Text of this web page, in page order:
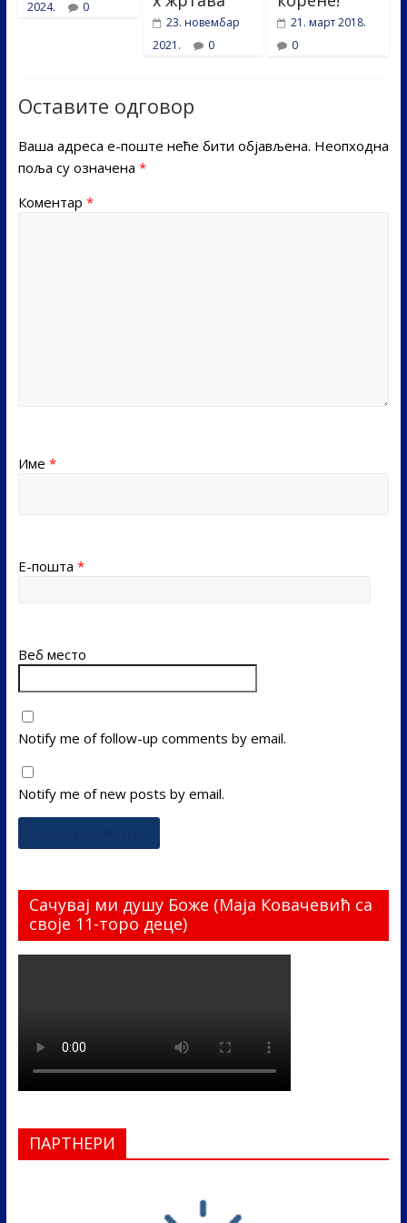
2024. 0
23. новембар
2021.
0
21. март 2018.
0
Оставите одговор
Ваша адреса е-поште неће бити објављена. Неопходна
поља су означена *
Коментар *
Име *
Е-пошта *
Веб место
Notify me of follow-up comments by email.
Notify me of new posts by email.
Сачувај ми душу Боже (Маја Ковачевић са
своје 11-торо деце)
ПАРТНЕРИ